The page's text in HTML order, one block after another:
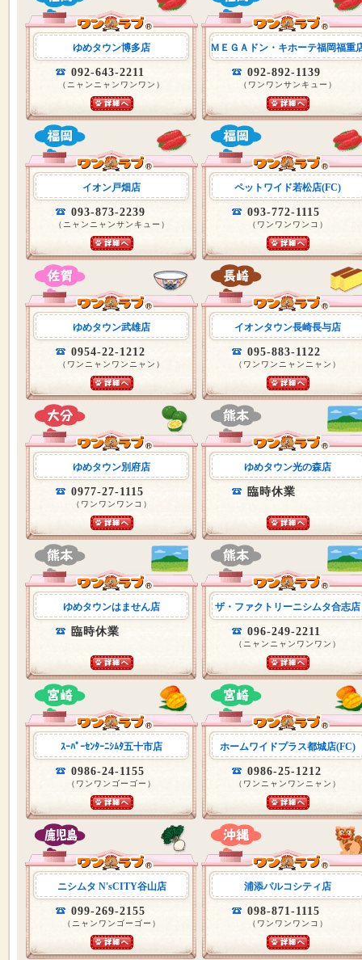
ゆめタウン博多店
092-643-2211
（ニャンニャンワンワン）
ＭＥＧＡドン・キホーテ福岡福重
092-892-1139
（ワンワンサンキュー）
イオン戸畑店
093-873-2239
（ニャンニャンサンキュー）
ペットワイド若松店(FC)
093-772-1115
（ワンワンワンコ）
ゆめタウン武雄店
0954-22-1212
（ワンニャンワンニャン）
イオンタウン長崎長与店
095-883-1122
（ワンワンニャンニャン）
ゆめタウン別府店
0977-27-1115
（ワンワンワンコ）
ゆめタウン光の森店
臨時休業
ゆめタウンはません店
臨時休業
ザ・ファクトリーニシムタ合志店
096-249-2211
（ニャンニャンワンワン）
ｽｰﾊﾟｰｾﾝﾀｰﾆｼﾑﾀ五十市店
0986-24-1155
（ワンワンゴーゴー）
ホームワイドプラス都城店(FC)
0986-25-1212
（ワンニャンワンニャン）
ニシムタ N'sCITY谷山店
099-269-2155
（ニャンワンゴーゴー）
浦添パルコシティ店
098-871-1115
（ワンワンワンコ）